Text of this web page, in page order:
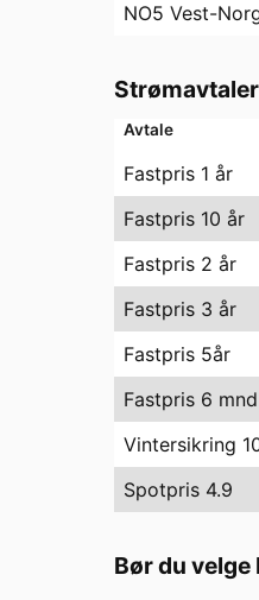
NO5 Vest-
Avtale
Fastpris 1 år
Fastpris 10 år
Fastpris 2 år
Fastpris 3 år
Fastpris 5år
Fastpris 6 mnd
Vintersikring
Spotpris 4.9
Bør du velge